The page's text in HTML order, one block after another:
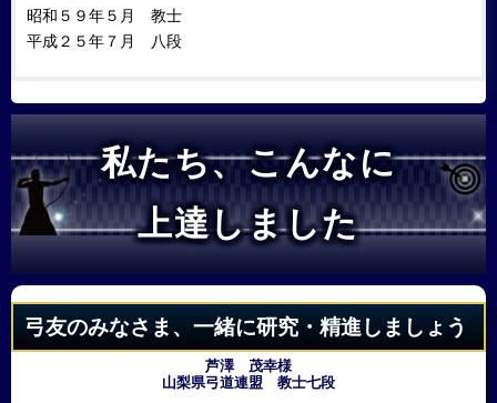
昭和５９年５月 教士
平成２５年７月 八段
私たち、こんなに
上達しました
弓友のみなさま、一緒に研究・精進しましょう
芦澤 茂幸様
山梨県弓道連盟 教士七段